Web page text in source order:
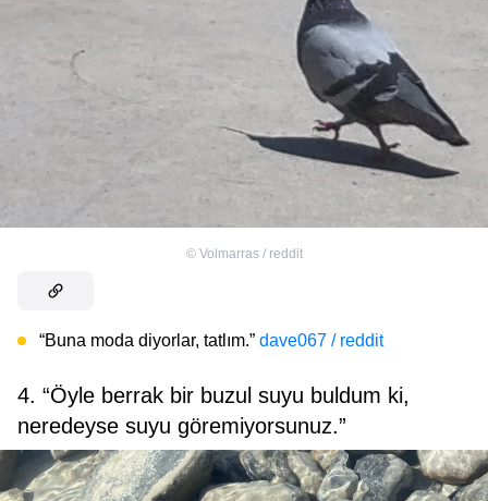
© Volmarras / reddit
“Buna moda diyorlar, tatlım.” dave067 / reddit
4. “Öyle berrak bir buzul suyu buldum ki,
neredeyse suyu göremiyorsunuz.”